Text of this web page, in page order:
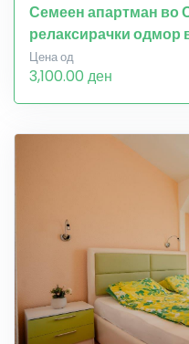
Семеен апартман во
релаксирачки одмор
Цена од
3,100.00 ден